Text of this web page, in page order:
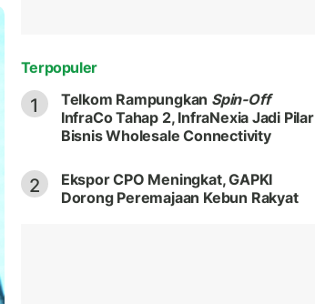
Terpopuler
1 Telkom Rampungkan Spin-Off
InfraCo Tahap 2, InfraNexia Jadi Pilar
Bisnis Wholesale Connectivity
2
Ekspor CPO Meningkat, GAPKI
Dorong Peremajaan Kebun Rakyat